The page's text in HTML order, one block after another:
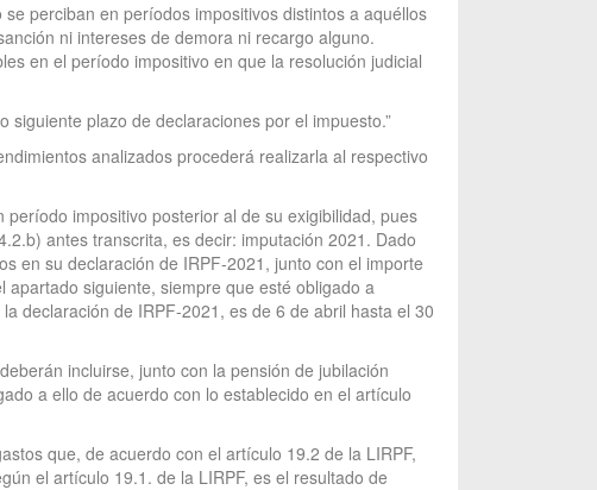
perciban en períodos impositivos distintos a aquéllos
ni intereses de demora ni recargo alguno.
en el período impositivo en que la resolución judicial
plazo de declaraciones por el impuesto.”
analizados procederá realizarla al respectivo
impositivo posterior al de su exigibilidad, pues
antes transcrita, es decir: imputación 2021. Dado
en su declaración de IRPF-2021, junto con el importe
siguiente, siempre que esté obligado a
declaración de IRPF-2021, es de 6 de abril hasta el 30
incluirse, junto con la pensión de jubilación
a ello de acuerdo con lo establecido en el artículo
que, de acuerdo con el artículo 19.2 de la LIRPF,
el artículo 19.1. de la LIRPF, es el resultado de